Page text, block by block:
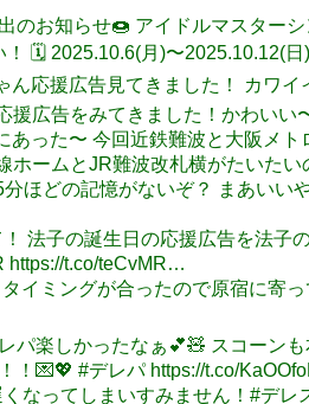
のお知らせ🍩 アイドルマスター
！ 🗓 2025.10.6(月)〜2025.10.12(
ん応援広告見てきました！ カワ
援広告をみてきました！かわいい
あった〜 今回近鉄難波と大阪メ
ホームとJR難波改札横がたいた
ほどの記憶がないぞ？ まあい
法子の誕生日の応援広告を法
https://t.co/teCvMR…
ミングが合ったので原宿に寄
パ楽しかったなぁ💕🧸 スコーン
！💌💖 #デレパ https://t.co/
なってしまいすみません！#デ